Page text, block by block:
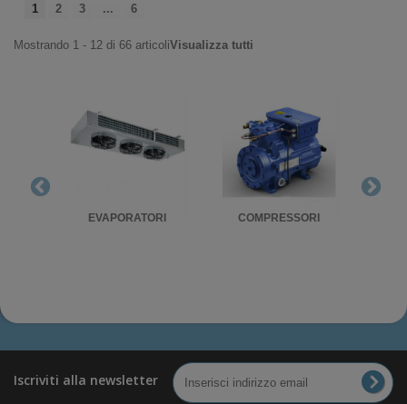
1 2 3 ... 6
Mostrando 1 - 12 di 66 articoliVisualizza tutti
EVAPORATORI COMPRESSORI
Iscriviti alla newsletter